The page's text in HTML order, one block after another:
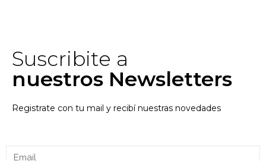
Suscribite a
nuestros Newsletters
Registrate con tu mail y recibí nuestras novedades